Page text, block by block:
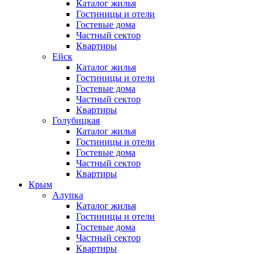
Каталог жилья
Гостиницы и отели
Гостевые дома
Частный сектор
Квартиры
Ейск
Каталог жилья
Гостиницы и отели
Гостевые дома
Частный сектор
Квартиры
Голубицкая
Каталог жилья
Гостиницы и отели
Гостевые дома
Частный сектор
Квартиры
Крым
Алупка
Каталог жилья
Гостиницы и отели
Гостевые дома
Частный сектор
Квартиры